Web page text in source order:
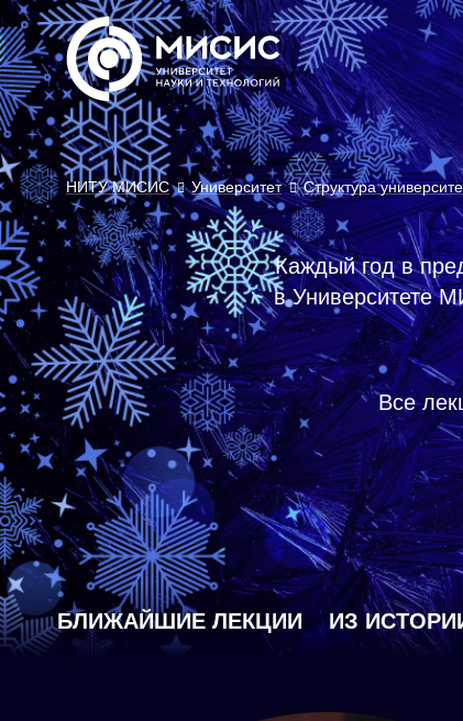
НИТУ МИСИС Университет Структура
Каждый год в
в Университете
Все
БЛИЖАЙШИЕ ЛЕКЦИИ ИЗ